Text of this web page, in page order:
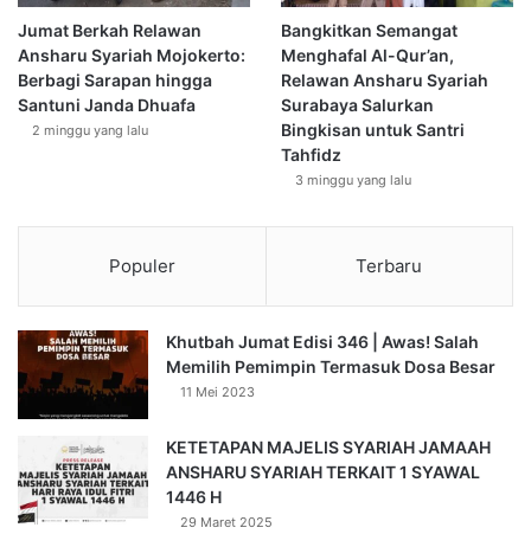
“Sesungguhnya Allah menurunkan kitab-Nya serta
mengutus rasul-rasul-Nya sebagai rahmat yang menjadi
bentuk kasih-Nya kepada para hamba. Supaya orang-orang
mengingat (Allah) dan manusia memperoleh manfaat dari
ayat yang didengarnya dari Kitabullah. Itulah peringatan
yang diturunkan Allah; di dalamnya terkandung hal-hal
yang dihalalalkan-Nya dan hal-hal yang diharamkan-Nya.”
(Tafsir Ibnu Katsir, 5:272)
Mensyukuri Nikmat Ramadhan
Umat Islam yang melaksanakan ibadah puasa itu harus
bersyukur/ berterimakasih kepada Allah karena di Bulan
aktivitas yang berkaitan dengan rohani maupun jasmani.
Bulan Ramadhan dapat meningkatkan kualitas kehidupan
manusia dalam semua aspek. Seperti aspek ekonomi,
a
l
n
P
e
m
a
u
m
Jumat Berkah Relawan
Ansharu Syariah Mojokerto:
Berbagi Sarapan hingga
Santuni Janda Dhuafa
2 minggu yang lalu
Bangkitkan Semangat
Menghafal Al-Qur’an,
Relawan Ansharu Syariah
Surabaya Salurkan
Bingkisan untuk Santri
Tahfidz
3 minggu yang lalu
Populer Terbaru
Khutbah Jumat Edisi 346 | Awas! Salah
Memilih Pemimpin Termasuk Dosa Besar
11 Mei 2023
KETETAPAN MAJELIS SYARIAH JAMAAH
ANSHARU SYARIAH TERKAIT 1 SYAWAL
1446 H
29 Maret 2025